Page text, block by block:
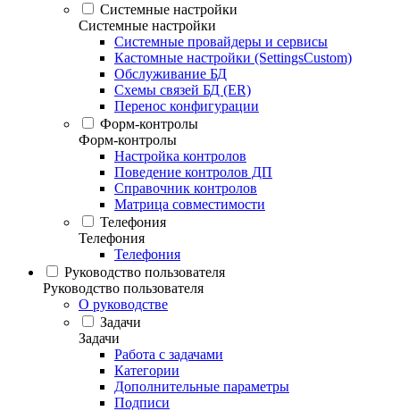
Системные настройки
Системные настройки
Системные провайдеры и сервисы
Кастомные настройки (SettingsCustom)
Обслуживание БД
Схемы связей БД (ER)
Перенос конфигурации
Форм-контролы
Форм-контролы
Настройка контролов
Поведение контролов ДП
Справочник контролов
Матрица совместимости
Телефония
Телефония
Телефония
Руководство пользователя
Руководство пользователя
О руководстве
Задачи
Задачи
Работа с задачами
Категории
Дополнительные параметры
Подписи